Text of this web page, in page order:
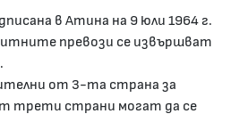
в Атина на 9 юли 1964 г.
превози се извършват
от 3-та страна за
трети страни могат да се